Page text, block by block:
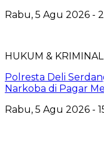
Rabu, 5 Agu 2026 -
HUKUM & KRIMINAL
Polresta Deli
Narkoba di Pagar
Rabu, 5 Agu 2026 -